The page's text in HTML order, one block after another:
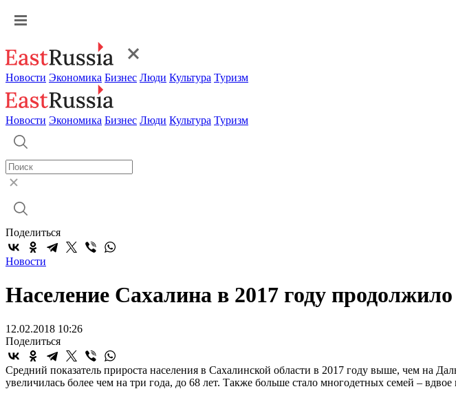
Новости Экономика Бизнес Люди Культура Туризм
Новости Экономика Бизнес Люди Культура Туризм
Поделиться
Новости
Население Сахалина в 2017 году
12.02.2018 10:26
Поделиться
Средний показатель прироста населения в Сахалинской области в 2017 году выше, чем на
увеличилась более чем на три года, до 68 лет. Также больше стало многодетных семей – вдвое